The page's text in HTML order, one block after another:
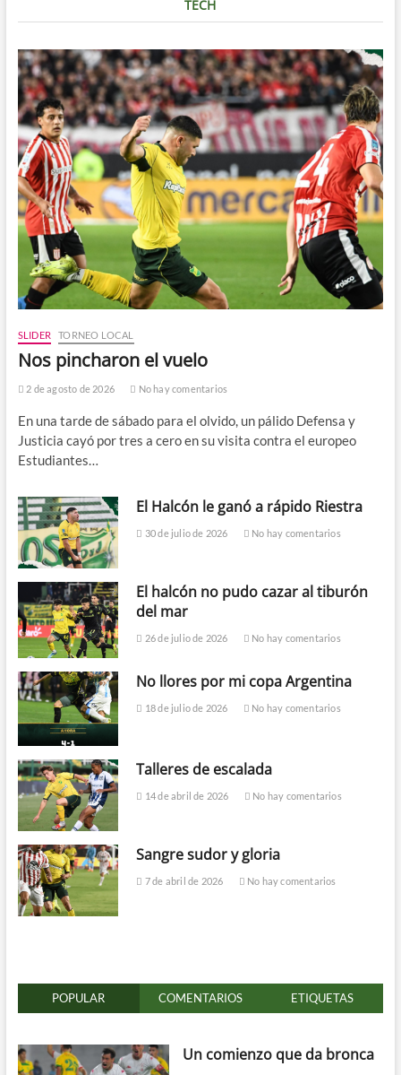
TECH
SLIDER TORNEO LOCAL
Nos pincharon el vuelo
2 de agosto de 2026 No hay comentarios
En una tarde de sábado para el olvido, un pálido Defensa y
Justicia cayó por tres a cero en su visita contra el europeo
Estudiantes…
El Halcón le ganó a rápido Riestra
30 de julio de 2026 No hay comentarios
El halcón no pudo cazar al tiburón
del mar
26 de julio de 2026 No hay comentarios
No llores por mi copa Argentina
18 de julio de 2026 No hay comentarios
Talleres de escalada
14 de abril de 2026 No hay comentarios
Sangre sudor y gloria
7 de abril de 2026 No hay comentarios
POPULAR COMENTARIOS ETIQUETAS
Un comienzo que da bronca